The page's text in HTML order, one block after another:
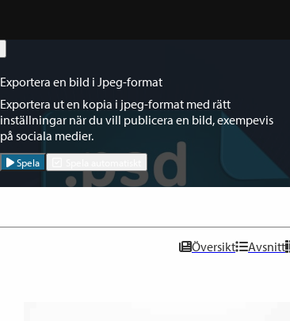
Exportera en bild i Jpeg-format
Exportera ut en kopia i jpeg-format med rätt
inställningar när du vill publicera en bild, exempevis
på sociala medier.
Spela
Översikt Avsnitt